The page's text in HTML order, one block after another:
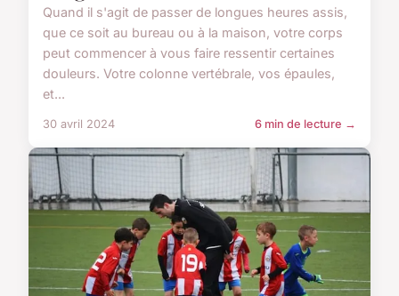
Quand il s'agit de passer de longues heures assis,
que ce soit au bureau ou à la maison, votre corps
peut commencer à vous faire ressentir certaines
douleurs. Votre colonne vertébrale, vos épaules,
et...
30 avril 2024 6 min de lecture →